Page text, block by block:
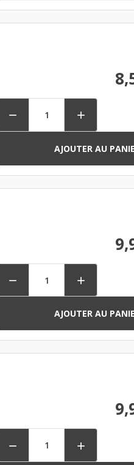
 
AJOUTER AU
 
AJOUTER AU
 